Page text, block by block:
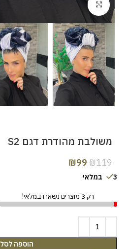
Click to enlarge
משולבת מהודרת דגם S2
₪119
₪99
3 במלאי
רק 3 מוצרים נשארו במלאי!
הוספה לסל